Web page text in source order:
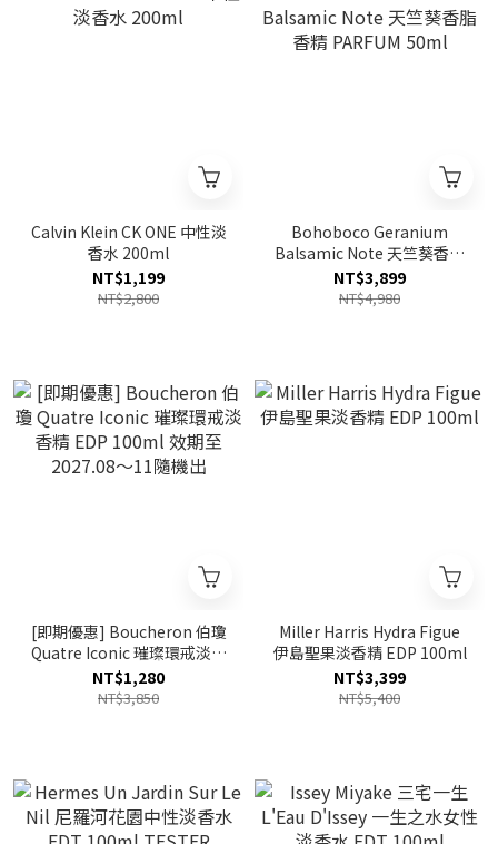
Calvin Klein CK ONE 中性淡
香水 200ml
NT$1,199
NT$2,800
Bohoboco Geranium
Balsamic Note 天竺葵香脂
香精 PARFUM 50ml
NT$3,899
NT$4,980
[即期優惠] Boucheron 伯瓊
Quatre Iconic 璀璨環戒淡香
精 EDP 100ml 效期至
2027.08～11隨機出
NT$1,280
NT$3,850
Miller Harris Hydra Figue
伊島聖果淡香精 EDP 100ml
NT$3,399
NT$5,400